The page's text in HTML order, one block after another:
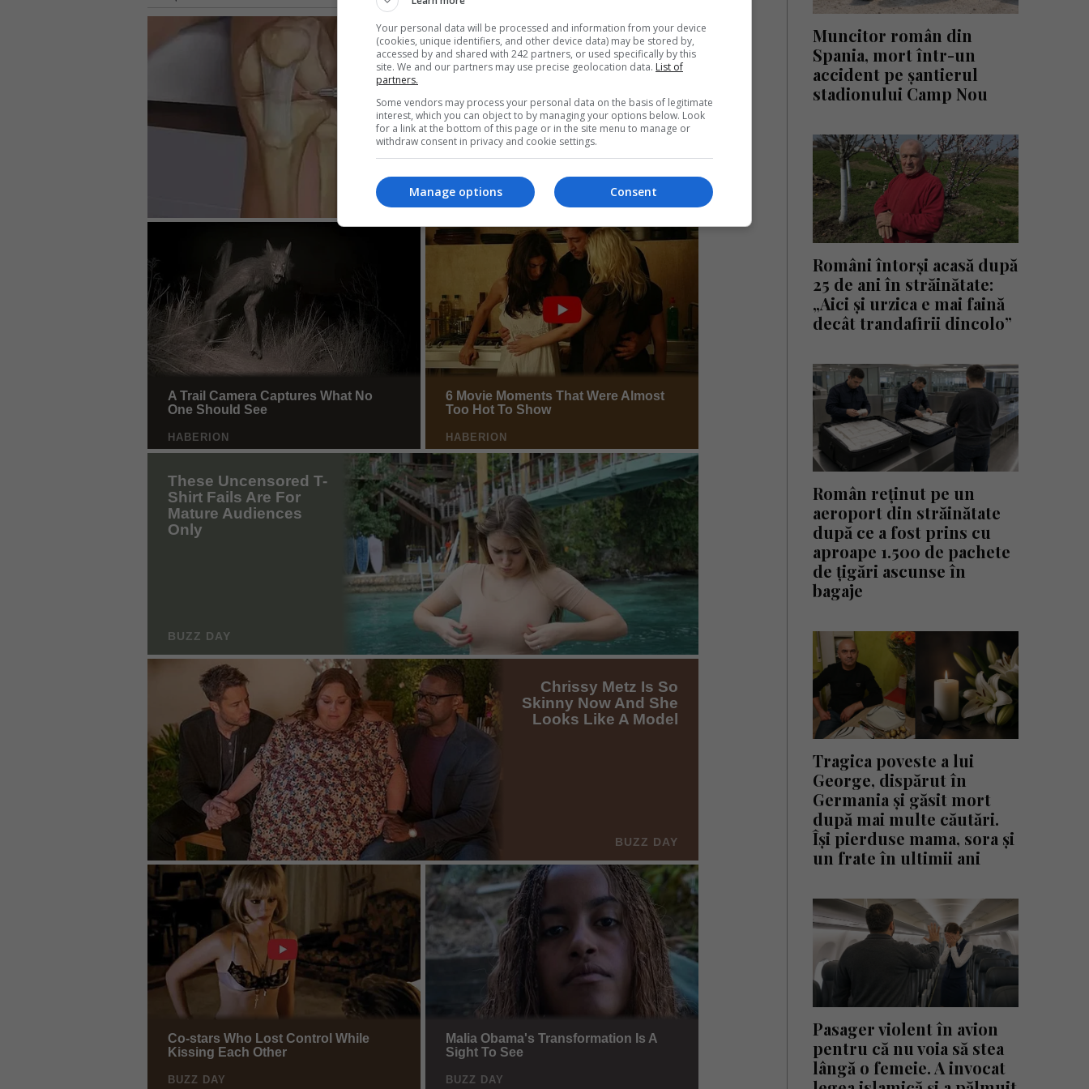
Muncitor român din
Spania, mort într-un
accident pe șantierul
stadionului Camp Nou
Români întorși acasă după
25 de ani în străinătate:
„Aici și urzica e mai faină
decât trandafirii dincolo”
Român reținut pe un
aeroport din străinătate
după ce a fost prins cu
aproape 1.500 de pachete
de țigări ascunse în
bagaje
Tragica poveste a lui
George, dispărut în
Germania și găsit mort
după mai multe căutări.
Își pierduse mama, sora și
un frate în ultimii ani
Pasager violent în avion
pentru că nu voia să stea
lângă o femeie. A invocat
Your personal data will be processed and information from your device
(cookies, unique identifiers, and other device data) may be stored by,
accessed by and shared with 242 partners, or used specifically by this
site. We and our partners may use precise geolocation data. List of
partners.
Some vendors may process your personal data on the basis of legitimate
interest, which you can object to by managing your options below. Look
for a link at the bottom of this page or in the site menu to manage or
withdraw consent in privacy and cookie settings.
Consent
Manage options